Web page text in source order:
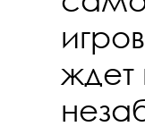
ждет